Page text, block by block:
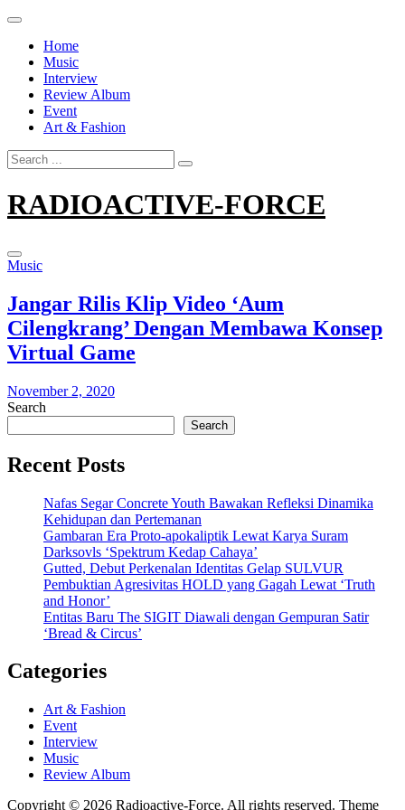
Skip
contentHome
Music
Interview
Review Album
Event
Art & Fashion
Search
for:
RADIOACTIVE-FORCE
Music
Jangar Rilis Klip Video ‘Aum
Cilengkrang’ Dengan Membawa Konsep
Virtual Game
November 2, 2020
Search
Search
Recent Posts
Nafas Segar Concrete Youth Bawakan Refleksi Dinamika
Kehidupan dan Pertemanan
Gambaran Era Proto-apokaliptik Lewat Karya Suram
Darksovls ‘Spektrum Kedap Cahaya’
Gutted, Debut Perkenalan Identitas Gelap SULVUR
Pembuktian Agresivitas HOLD yang Gagah Lewat ‘Truth
and Honor’
Entitas Baru The SIGIT Diawali dengan Gempuran Satir
‘Bread & Circus’
Categories
Art & Fashion
Event
Interview
Music
Review Album
Copyright © 2026 Radioactive-Force. All rights reserved. Theme